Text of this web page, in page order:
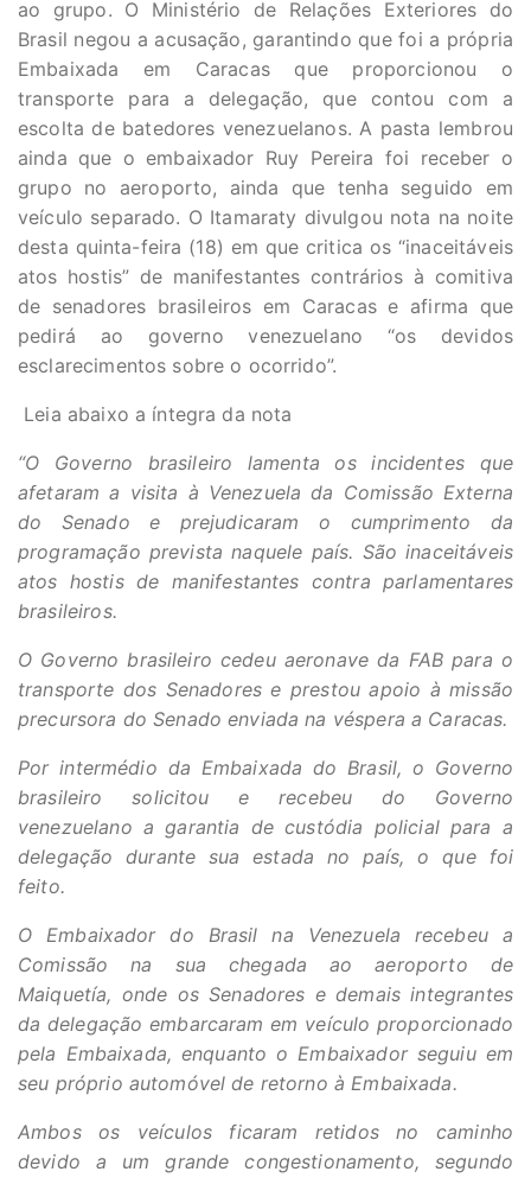
ao grupo. O Ministério de Relações Exteriores do
Brasil negou a acusação, garantindo que foi a própria
Embaixada em Caracas que proporcionou o
transporte para a delegação, que contou com a
escolta de batedores venezuelanos. A pasta lembrou
ainda que o embaixador Ruy Pereira foi receber o
grupo no aeroporto, ainda que tenha seguido em
veículo separado. O Itamaraty divulgou nota na noite
desta quinta-feira (18) em que critica os “inaceitáveis
atos hostis” de manifestantes contrários à comitiva
de senadores brasileiros em Caracas e afirma que
pedirá ao governo venezuelano “os devidos
esclarecimentos sobre o ocorrido”.
Leia abaixo a íntegra da nota
“O Governo brasileiro lamenta os incidentes que
afetaram a visita à Venezuela da Comissão Externa
do Senado e prejudicaram o cumprimento da
programação prevista naquele país. São inaceitáveis
atos hostis de manifestantes contra parlamentares
brasileiros.
O Governo brasileiro cedeu aeronave da FAB para o
transporte dos Senadores e prestou apoio à missão
precursora do Senado enviada na véspera a Caracas.
Por intermédio da Embaixada do Brasil, o Governo
brasileiro solicitou e recebeu do Governo
venezuelano a garantia de custódia policial para a
delegação durante sua estada no país, o que foi
feito.
O Embaixador do Brasil na Venezuela recebeu a
Comissão na sua chegada ao aeroporto de
Maiquetía, onde os Senadores e demais integrantes
da delegação embarcaram em veículo proporcionado
pela Embaixada, enquanto o Embaixador seguiu em
seu próprio automóvel de retorno à Embaixada.
Ambos os veículos ficaram retidos no caminho
devido a um grande congestionamento, segundo